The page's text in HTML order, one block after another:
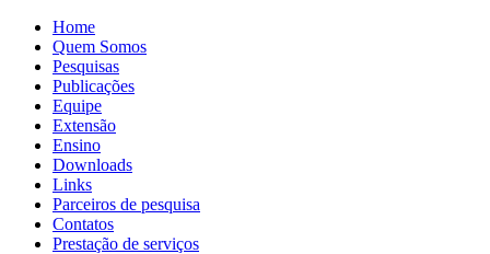
Home
Quem Somos
Pesquisas
Publicações
Equipe
Extensão
Ensino
Downloads
Links
Parceiros de pesquisa
Contatos
Prestação de serviços